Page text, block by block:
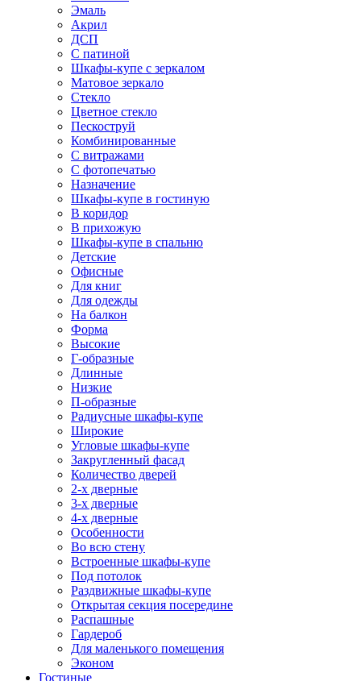
Эмаль
Акрил
ДСП
С патиной
Шкафы-купе с зеркалом
Матовое зеркало
Стекло
Цветное стекло
Пескоструй
Комбинированные
С витражами
С фотопечатью
Назначение
Шкафы-купе в гостиную
В коридор
В прихожую
Шкафы-купе в спальню
Детские
Офисные
Для книг
Для одежды
На балкон
Форма
Высокие
Г-образные
Длинные
Низкие
П-образные
Радиусные шкафы-купе
Широкие
Угловые шкафы-купе
Закругленный фасад
Количество дверей
2-х дверные
3-х дверные
4-х дверные
Особенности
Во всю стену
Встроенные шкафы-купе
Под потолок
Раздвижные шкафы-купе
Открытая секция посередине
Распашные
Гардероб
Для маленького помещения
Эконом
Гостиные